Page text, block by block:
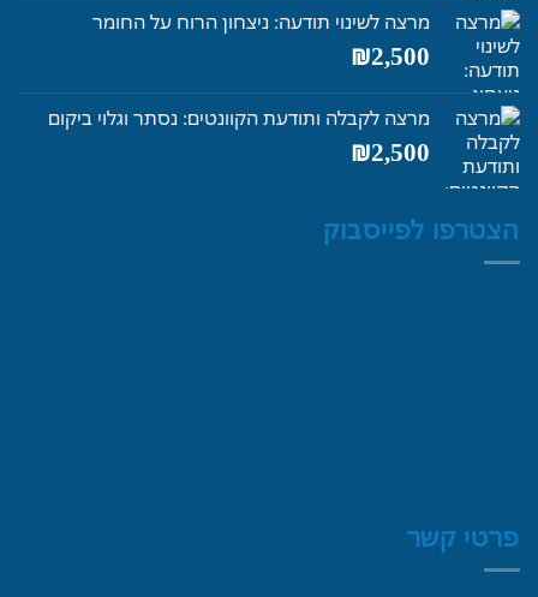
₪5,600.
₪4,250.
מרצה לשינוי תודעה: ניצחון הרוח על החומר
₪2,500
מרצה לקבלה ותודעת הקוונטים: נסתר וגלוי ביקום
₪2,500
הצטרפו לפייסבוק
פרטי קשר